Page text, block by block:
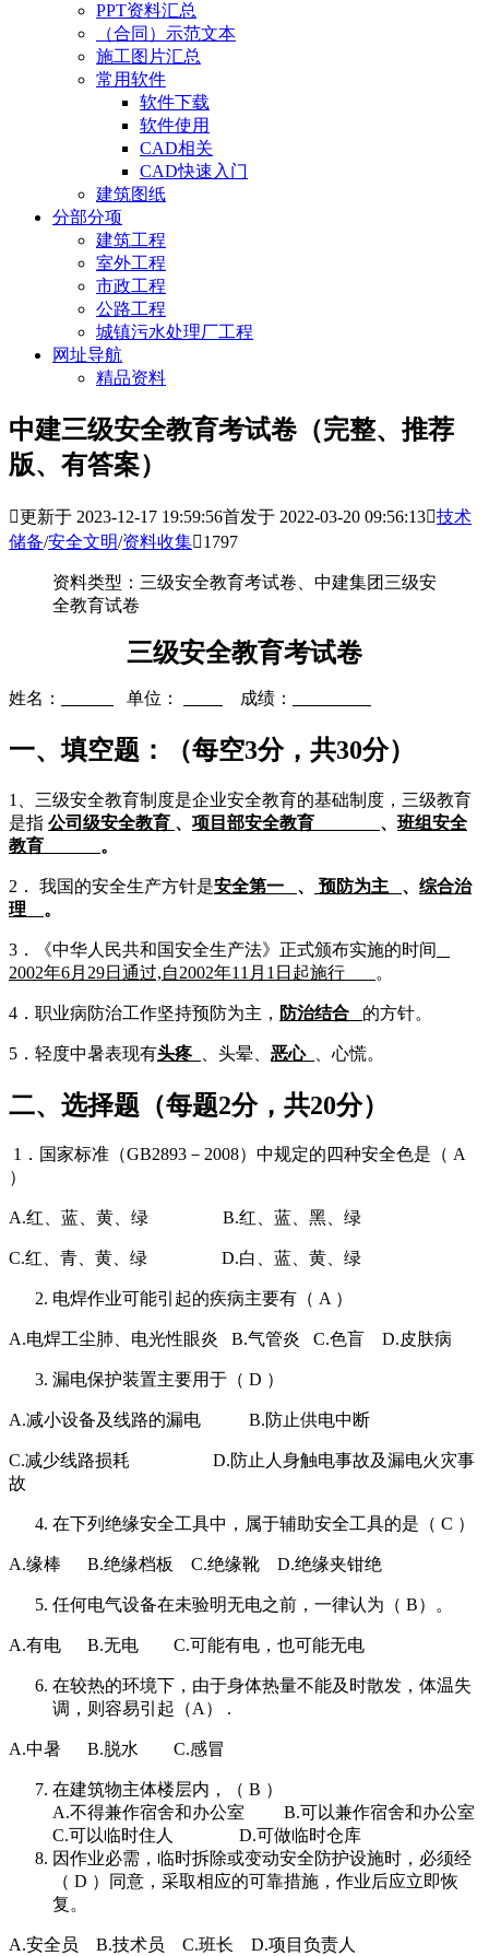
PPT资料汇总
（合同）示范文本
施工图片汇总
常用软件
软件下载
软件使用
CAD相关
CAD快速入门
建筑图纸
分部分项
建筑工程
室外工程
市政工程
公路工程
城镇污水处理厂工程
网址导航
精品资料
中建三级安全教育考试卷（完整、推荐
版、有答案）
更新于 2023-12-17 19:59:56首发于 2022-03-20 09:56:13技术
储备/安全文明/资料收集1797
资料类型：三级安全教育考试卷、中建集团三级安
全教育试卷
三级安全教育考试卷
姓名： 单位： 成绩：
一、填空题：（每空3分，共30分）
1、三级安全教育制度是企业安全教育的基础制度，三级教育
是指 公司级安全教育 、 项目部安全教育 、 班组安全
教育 。
2． 我国的安全生产方针是安全第一 、 预防为主 、 综合治
理 。
3．《中华人民共和国安全生产法》正式颁布实施的时间
2002年6月29日通过,自2002年11月1日起施行
。
4．职业病防治工作坚持预防为主， 防治结合 的方针。
5．轻度中暑表现有头疼 、头晕、 恶心 、心慌。
二、选择题（每题2分，共20分）
1．国家标准（GB2893－2008）中规定的四种安全色是（ A
）
A.红、蓝、黄、绿 B.红、蓝、黑、绿
C.红、青、黄、绿 D.白、蓝、黄、绿
电焊作业可能引起的疾病主要有（ A ）
A.电焊工尘肺、电光性眼炎 B.气管炎 C.色盲 D.皮肤病
漏电保护装置主要用于（ D ）
A.减小设备及线路的漏电 B.防止供电中断
C.减少线路损耗 D.防止人身触电事故及漏电火灾事
故
在下列绝缘安全工具中，属于辅助安全工具的是（ C ）
A.缘棒 B.绝缘档板 C.绝缘靴 D.绝缘夹钳绝
任何电气设备在未验明无电之前，一律认为（ B）。
A.有电 B.无电 C.可能有电，也可能无电
在较热的环境下，由于身体热量不能及时散发，体温失
调，则容易引起（A） .
A.中暑 B.脱水 C.感冒
在建筑物主体楼层内，（ B ）
A.不得兼作宿舍和办公室 B.可以兼作宿舍和办公室
C.可以临时住人 D.可做临时仓库
因作业必需，临时拆除或变动安全防护设施时，必须经
（ D ）同意，采取相应的可靠措施，作业后应立即恢
复。
A.安全员 B.技术员 C.班长 D.项目负责人